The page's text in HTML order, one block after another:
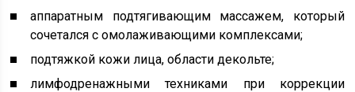
аппаратным подтягивающим массажем, который
сочетался с омолаживающими комплексами;
подтяжкой кожи лица, области декольте;
лимфодренажными техниками при коррекции